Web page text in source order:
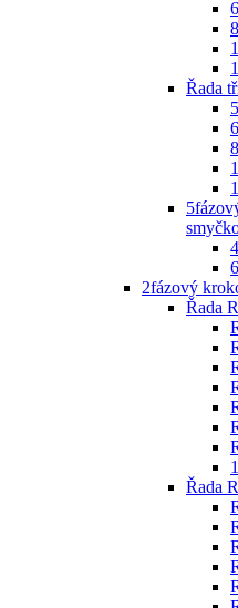
Řada
2fázový
Řada R
Řada